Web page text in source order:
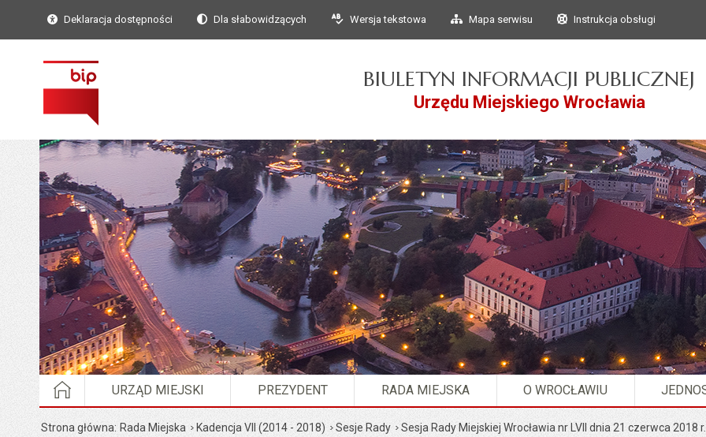
Przejdź do głównego
Przejdź do treści
Deklaracja dostępności Dla słabowidzących Wersja tekstowa Mapa serwisu Instrukcja obsługi
BIULETYN INFORMACJI PUBLICZNEJ
Urzędu Miejskiego Wrocławia
STRONA GŁÓWNA
URZĄD MIEJSKI PREZYDENT RADA MIEJSKA O WROCŁAWIU
Strona główna Rada Miejska Kadencja VII (2014 - 2018) Sesje Rady Sesja Rady Miejskiej Wrocławia nr LVII dnia 21 czerwca 2018